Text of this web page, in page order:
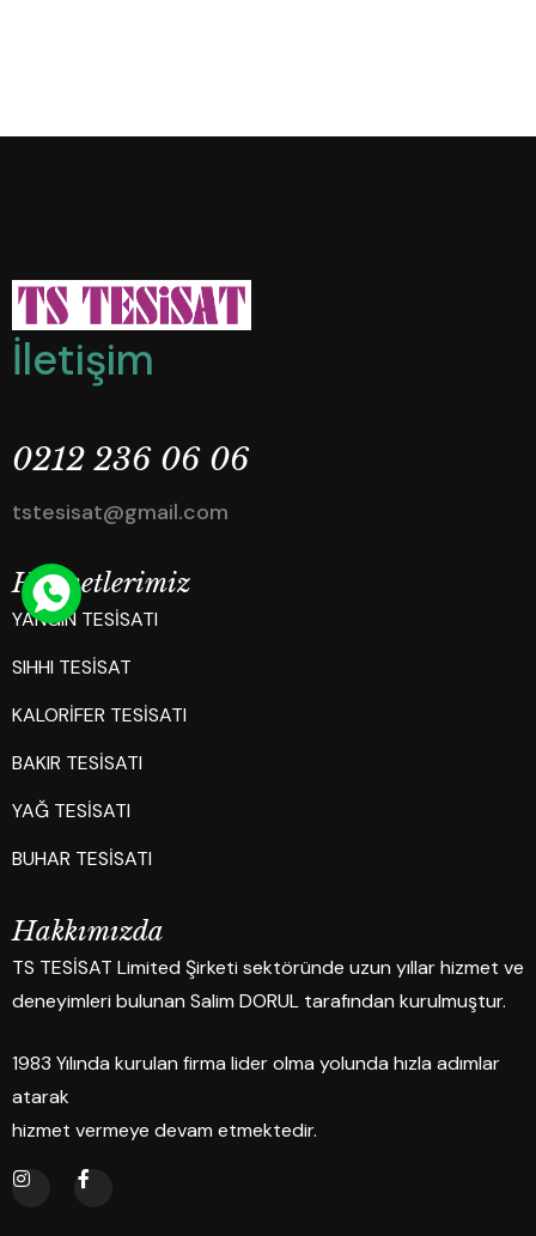
İletişim
0212 236 06 06
tstesisat@gmail.com
Hizmetlerimiz
YANGIN TESİSATI
SIHHI TESİSAT
KALORİFER TESİSATI
BAKIR TESİSATI
YAĞ TESİSATI
BUHAR TESİSATI
Hakkımızda
TS TESİSAT Limited Şirketi sektöründe uzun yıllar hizmet ve
deneyimleri bulunan Salim DORUL tarafından kurulmuştur.
1983 Yılında kurulan firma lider olma yolunda hızla adımlar
atarak
hizmet vermeye devam etmektedir.